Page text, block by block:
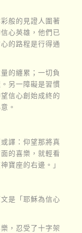
般的見證人圍著
心英雄，他們已
的路程是行得通
的纏累；一切負
另一障礙是習慣
信心創始成終的
。
譯：仰望那將真
的喜樂，就輕看
寶座的右邊。」
是「耶穌為信心
，忍受了十字架